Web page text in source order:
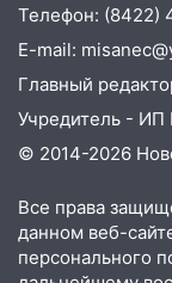
20:40
купить
до декабря
19:34 В
следствия
Телефон: (8422)
E-mail:
Главный
Учредитель - ИП
© 2014-2026
Все права
данном веб-
персонального